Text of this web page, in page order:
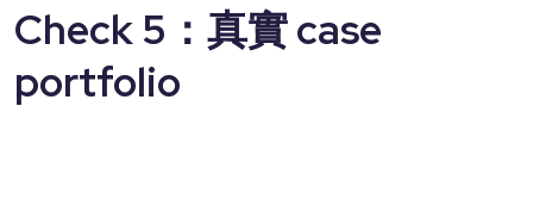
Check 5：真實 case
portfolio